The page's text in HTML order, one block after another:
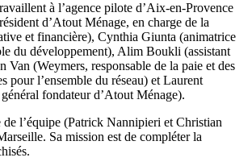
à l’agence pilote d’Aix-en-Provence
d’Atout Ménage, en charge de la
et financière), Cynthia Giunta (animatrice
du développement), Alim Boukli (assistant
Van (Weymers, responsable de la paie et des
pour l’ensemble du réseau) et Laurent
fondateur d’Atout Ménage).
l’équipe (Patrick Nannipieri et Christian
Sa mission est de compléter la